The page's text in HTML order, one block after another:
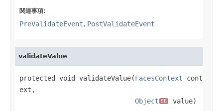
関連事項:
PreValidateEvent, PostValidateEvent
validateValue
protected void validateValue(FacesContext cont
ext,
Object SE value)